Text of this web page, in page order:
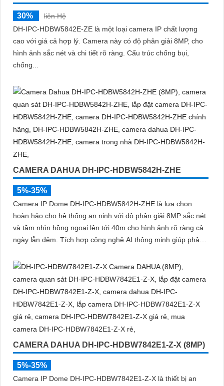
30%
liên Hệ
DH-IPC-HDBW5842E-ZE là một loại camera IP chất lượng
cao với giá cả hợp lý. Camera này có độ phân giải 8MP, cho
hình ảnh sắc nét và chi tiết rõ ràng. Cấu trúc chống bụi,
chống...
CAMERA DAHUA DH-IPC-HDBW5842H-ZHE
5%-35%
Camera IP Dome DH-IPC-HDBW5842H-ZHE là lựa chọn
hoàn hảo cho hệ thống an ninh với độ phân giải 8MP sắc nét
và tầm nhìn hồng ngoại lên tới 40m cho hình ảnh rõ ràng cả
ngày lẫn đêm. Tích hợp công nghệ AI thông minh giúp phân
báo sai, đi kèm khe cắm thẻ nhớ 256GB lưu trữ lâu dài, hỗ
trợ POE tiện lợi và mức giá phải chăng
CAMERA DAHUA DH-IPC-HDBW7842E1-Z-X (8MP)
5%-35%
Camera IP Dome DH-IPC-HDBW7842E1-Z-X là thiết bị an